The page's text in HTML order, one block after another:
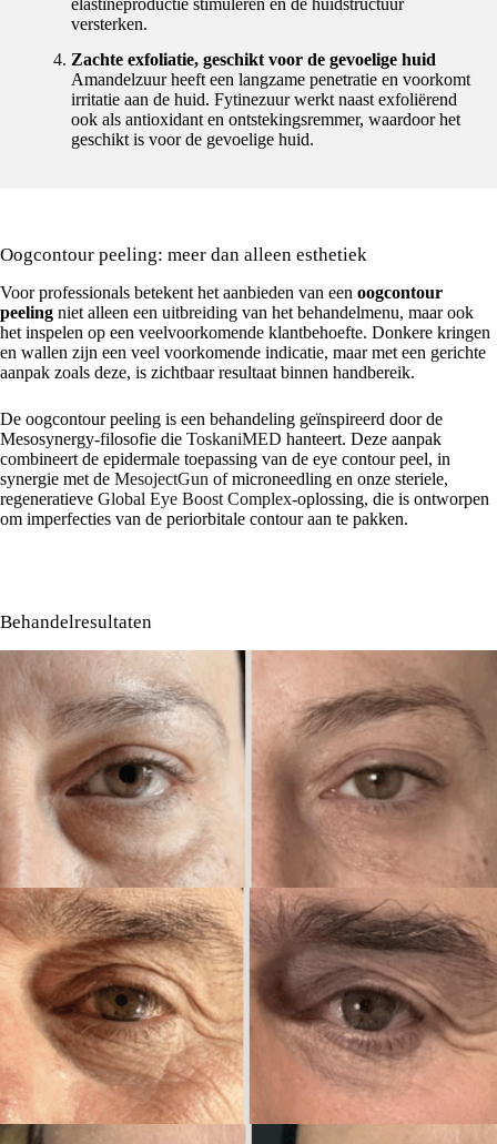
versterken.
Zachte exfoliatie, geschikt voor de gevoelige huid
Amandelzuur heeft een langzame penetratie en voorkomt
irritatie aan de huid. Fytinezuur werkt naast exfoliërend
ook als antioxidant en ontstekingsremmer, waardoor het
geschikt is voor de gevoelige huid.
Oogcontour peeling: meer dan alleen esthetiek
Voor professionals betekent het aanbieden van een oogcontour
peeling niet alleen een uitbreiding van het behandelmenu, maar ook
het inspelen op een veelvoorkomende klantbehoefte. Donkere kringen
en wallen zijn een veel voorkomende indicatie, maar met een gerichte
aanpak zoals deze, is zichtbaar resultaat binnen handbereik.
De oogcontour peeling is een behandeling geïnspireerd door de
Mesosynergy-filosofie die ToskaniMED hanteert. Deze aanpak
combineert de epidermale toepassing van de eye contour peel, in
synergie met de MesojectGun of microneedling en onze steriele,
regeneratieve Global Eye Boost Complex-oplossing, die is ontworpen
om imperfecties van de periorbitale contour aan te pakken.
Behandelresultaten